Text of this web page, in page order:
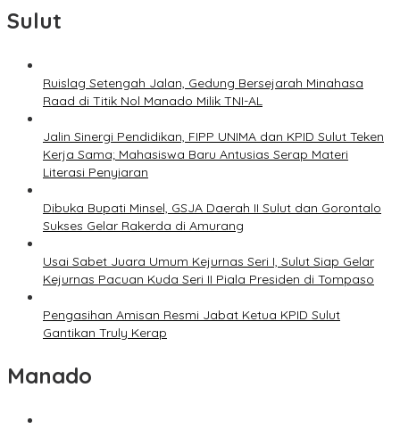
Sulut
Ruislag Setengah Jalan, Gedung Bersejarah Minahasa
Raad di Titik Nol Manado Milik TNI-AL
Jalin Sinergi Pendidikan, FIPP UNIMA dan KPID Sulut Teken
Kerja Sama; Mahasiswa Baru Antusias Serap Materi
Literasi Penyiaran
Dibuka Bupati Minsel, GSJA Daerah II Sulut dan Gorontalo
Sukses Gelar Rakerda di Amurang
Usai Sabet Juara Umum Kejurnas Seri I, Sulut Siap Gelar
Kejurnas Pacuan Kuda Seri II Piala Presiden di Tompaso
Pengasihan Amisan Resmi Jabat Ketua KPID Sulut
Gantikan Truly Kerap
Manado